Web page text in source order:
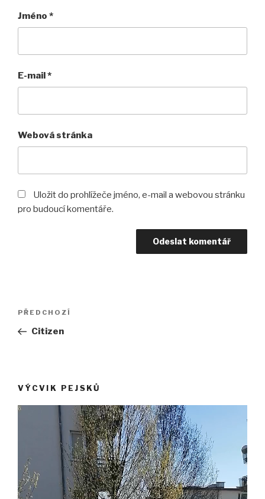
Jméno *
E-mail*
Webová stránka
Uložit do prohlížeče jméno, e-mail a webovou stránku
pro budoucí komentáře.
Navigace
příspěvek
Předchozí
příspěvek
PŘEDCHOZÍ
Citizen
VÝCVIK PEJSKŮ
Video